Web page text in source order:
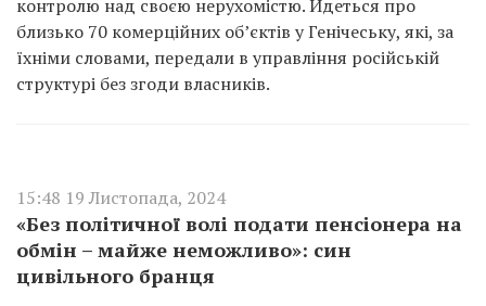
контролю над своєю нерухомістю. Йдеться про
близько 70 комерційних об’єктів у Генічеську, які, за
їхніми словами, передали в управління російській
структурі без згоди власників.
15:48 19 Листопада, 2024
«Без політичної волі подати пенсіонера на
обмін – майже неможливо»: син
цивільного бранця